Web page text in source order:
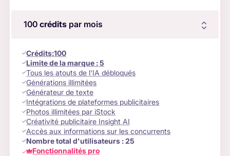
100 créditspar mois
Crédits:100
Limite de la marque :5
Tous les atouts de l'IA débloqués
Générations illimitées
Générateur de texte
Intégrations de plateformes publicitaires
Photos illimitées par iStock
Créativité publicitaire Insight AI
Accès aux informations sur les concurrents
Nombre total d'utilisateurs :25
Fonctionnalités pro